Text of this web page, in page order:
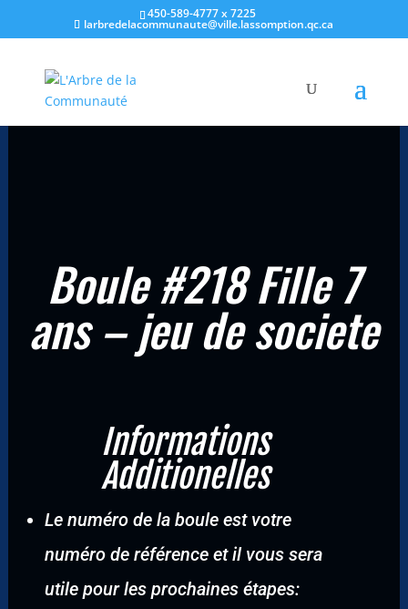
450-589-4777 x 7225
larbredelacommunaute@ville.lassomption.qc.ca
/Champ d'intérêts
/ Boule #218 Fille 7 ans
– jeu de societe
Boule #218 Fille 7
ans – jeu de societe
Informations
Additionelles
Le numéro de la boule est votre
numéro de référence et il vous sera
utile pour les prochaines étapes: